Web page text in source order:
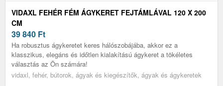
VIDAXL FEHÉR FÉM ÁGYKERET FEJTÁMLÁVAL 120 X 200
CM
39 840 Ft
Ha robusztus ágykeretet keres hálószobájába, akkor ez a
klasszikus, elegáns és időtlen kialakítású ágykeret a tökéletes
választás az Ön számára!
vidaxl, fehér, bútorok, ágyak és kiegészítők, ágyak és ágykeretek